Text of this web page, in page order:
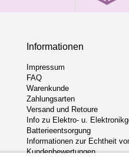
Informationen
Impressum
FAQ
Warenkunde
Zahlungsarten
Versand und Retoure
Info zu Elektro- u.
Batterieentsorgung
Informationen zur Echtheit
Kundenbewertungen